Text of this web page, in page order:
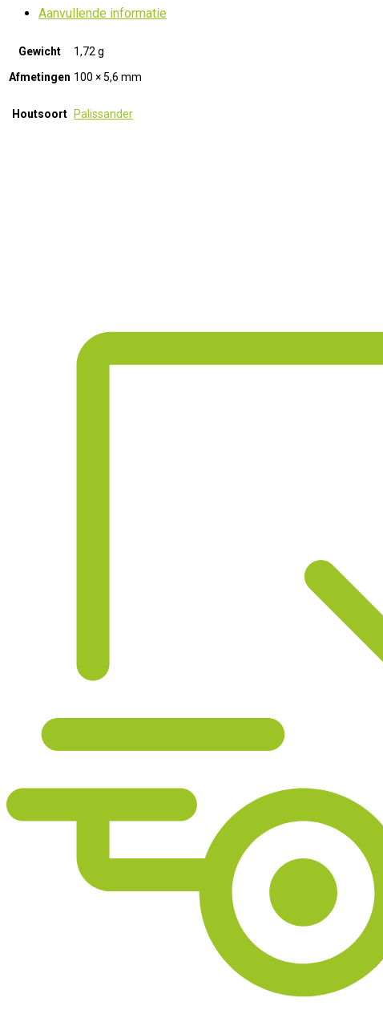
kantklosje
quantity
Aanvullende informatie
Gewicht
1,72 g
Afmetingen 100 × 5,6 mm
Houtsoort Palissander